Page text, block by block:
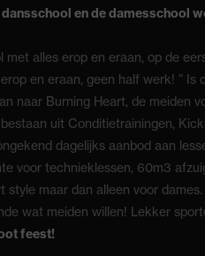
en de damesschool
alles erop en eraan, op de
en eraan, geen half werk! ” Is
naar Burning Heart, de meiden
uit Conditietrainingen,
dagelijks aanbod aan
voor technieklessen, 60m3
maar dan alleen voor
wat meiden willen! Lekker
feest!